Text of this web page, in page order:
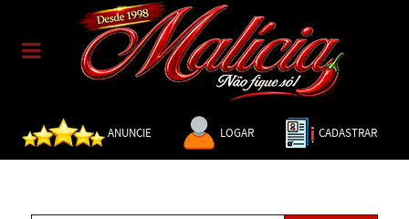
ANUNCIE LOGAR CADASTRAR